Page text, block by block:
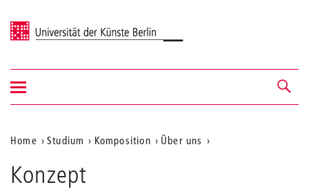
Universität der Künste Berlin
Navigation &
Suche
Navigation
ein-/ausblenden
Aktuelle
Position
auf
Home Studium Komposition Über uns
Konzept